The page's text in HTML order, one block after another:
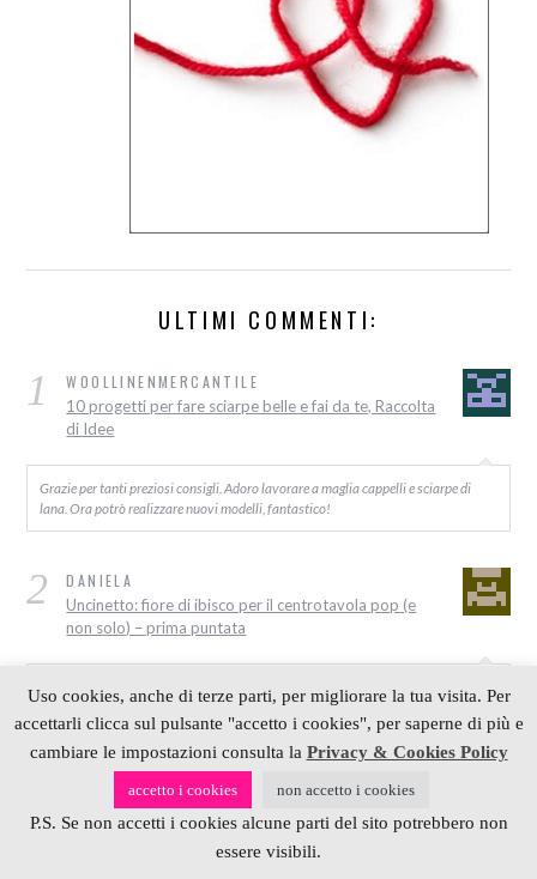
ULTIMI COMMENTI:
1 WOOLLINENMERCANTILE
10 progetti per fare sciarpe belle e fai da te, Raccolta
di Idee
Grazie per tanti preziosi consigli. Adoro lavorare a maglia cappelli e sciarpe di
lana. Ora potrò realizzare nuovi modelli, fantastico!
2 DANIELA
Uncinetto: fiore di ibisco per il centrotavola pop (e
non solo) – prima puntata
Ciao cara Grazie mille per tutto quello che posti e condividi con noi! Sei geniale!
Una domanda: che differenza c’è tra gli uncinetti per lana e quelli per cotone? Io…
Scuola di Maglia: come realizzare un cappottino per
cani ai ferri
Uso cookies, anche di terze parti, per migliorare la tua visita. Per
accettarli clicca sul pulsante "accetto i cookies", per saperne di più e
cambiare le impostazioni consulta la Privacy & Cookies Policy
accetto i cookies non accetto i cookies
P.S. Se non accetti i cookies alcune parti del sito potrebbero non
essere visibili.